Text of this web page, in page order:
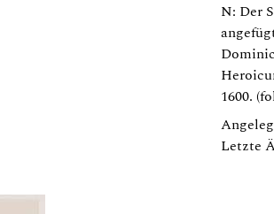
N: Der
1600.
Letzte